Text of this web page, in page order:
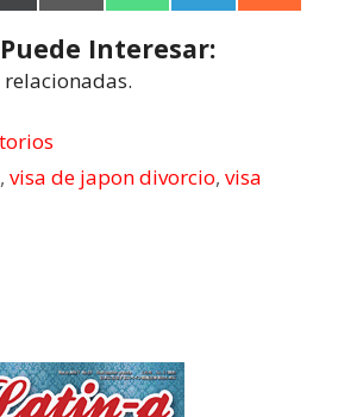
(
w
i
t
e
r
)
m
a
l
h
t
e
e
e
Interesar:
,visa de japon divorcio,visa